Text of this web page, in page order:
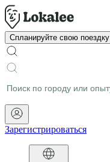
Спланируйте свою поездку
Зарегистрироваться